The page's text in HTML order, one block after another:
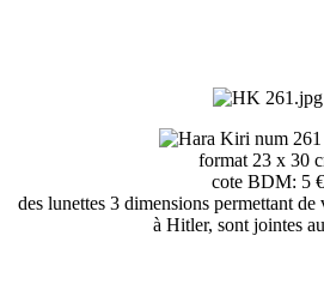
format 23 x 30
cote BDM: 5 €
des lunettes 3 dimensions permettant
à Hitler, sont jointes